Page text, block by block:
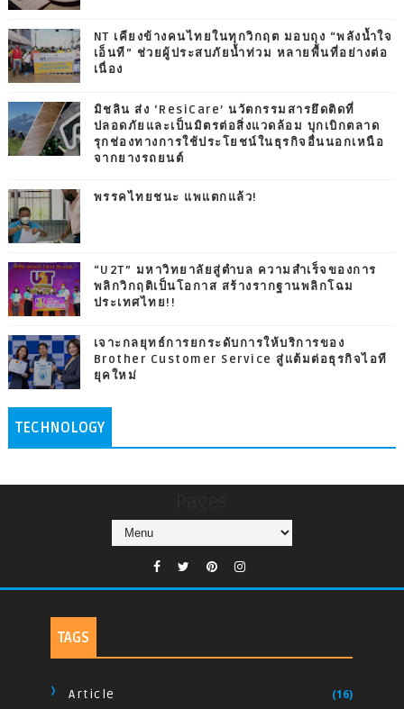
NT เคียงข้างคนไทยในทุกวิกฤต มอบถุง “พลังน้ำใจ
เอ็นที” ช่วยผู้ประสบภัยน้ำท่วม หลายพื้นที่อย่างต่อ
เนื่อง
มิชลิน ส่ง ‘ResiCare’ นวัตกรรมสารยึดติดที่
ปลอดภัยและเป็นมิตรต่อสิ่งแวดล้อม บุกเบิกตลาด
รุกช่องทางการใช้ประโยชน์ในธุรกิจอื่นนอกเหนือ
จากยางรถยนต์
พรรคไทยชนะ แพแตกแล้ว!
“U2T” มหาวิทยาลัยสู่ตำบล ความสำเร็จของการ
พลิกวิกฤติเป็นโอกาส สร้างรากฐานพลิกโฉม
ประเทศไทย!!
เจาะกลยุทธ์การยกระดับการให้บริการของ
Brother Customer Service สู่แต้มต่อธุรกิจไอที
ยุคใหม่
TECHNOLOGY
TAGS
Article (16)